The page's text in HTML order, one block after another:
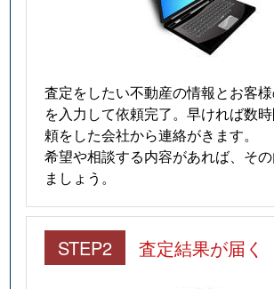
査定をしたい不動産の情報とお客
を入力して依頼完了。早ければ数
頼をした会社から連絡がきます。
希望や相談する内容があれば、その
ましょう。
STEP2 査定結果が届く